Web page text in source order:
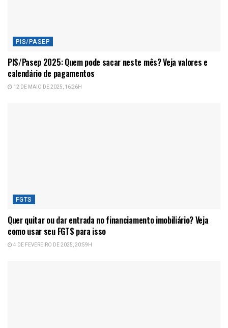
PIS/PASEP
PIS/Pasep 2025: Quem pode sacar neste mês? Veja valores e
calendário de pagamentos
12 DE MAIO DE 2025, 16:26H
FGTS
Quer quitar ou dar entrada no financiamento imobiliário? Veja
como usar seu FGTS para isso
4 DE FEVEREIRO DE 2025, 20:59H